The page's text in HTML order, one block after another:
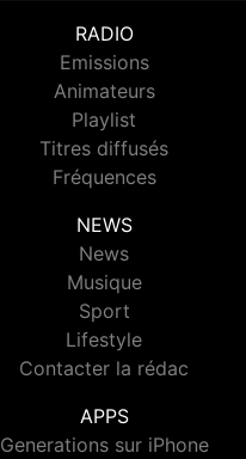
RADIO
Emissions
Animateurs
Playlist
Titres diffusés
Fréquences
NEWS
News
Musique
Sport
Lifestyle
Contacter la rédac
APPS
Generations sur iPhone